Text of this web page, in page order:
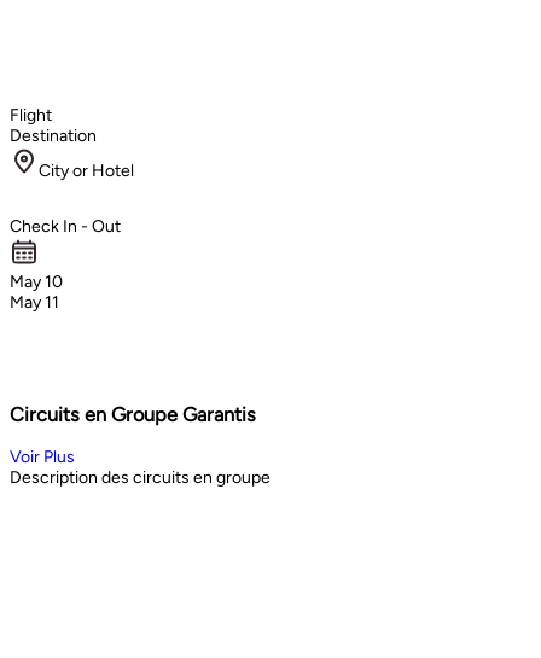
Flight
Destination
City or Hotel
Check In - Out
May 10
May 11
Circuits en Groupe Garantis
Voir Plus
Description des circuits en groupe